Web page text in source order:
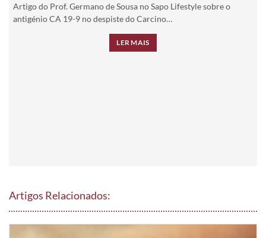
Artigo do Prof. Germano de Sousa no Sapo Lifestyle sobre o
antigénio CA 19-9 no despiste do Carcino…
LER MAIS
Artigos Relacionados: